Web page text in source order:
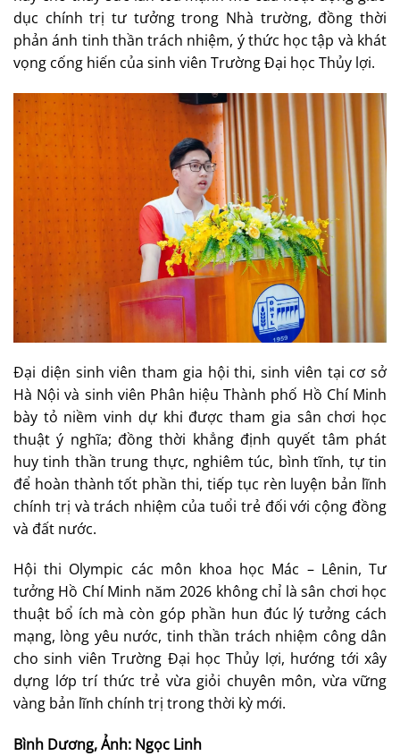
dục chính trị tư tưởng trong Nhà trường, đồng thời
phản ánh tinh thần trách nhiệm, ý thức học tập và khát
vọng cống hiến của sinh viên Trường Đại học Thủy lợi.
Đại diện sinh viên tham gia hội thi, sinh viên tại cơ sở
Hà Nội và sinh viên Phân hiệu Thành phố Hồ Chí Minh
bày tỏ niềm vinh dự khi được tham gia sân chơi học
thuật ý nghĩa; đồng thời khẳng định quyết tâm phát
huy tinh thần trung thực, nghiêm túc, bình tĩnh, tự tin
để hoàn thành tốt phần thi, tiếp tục rèn luyện bản lĩnh
chính trị và trách nhiệm của tuổi trẻ đối với cộng đồng
và đất nước.
Hội thi Olympic các môn khoa học Mác – Lênin, Tư
tưởng Hồ Chí Minh năm 2026 không chỉ là sân chơi học
thuật bổ ích mà còn góp phần hun đúc lý tưởng cách
mạng, lòng yêu nước, tinh thần trách nhiệm công dân
cho sinh viên Trường Đại học Thủy lợi, hướng tới xây
dựng lớp trí thức trẻ vừa giỏi chuyên môn, vừa vững
vàng bản lĩnh chính trị trong thời kỳ mới.
Bình Dương, Ảnh: Ngọc Linh